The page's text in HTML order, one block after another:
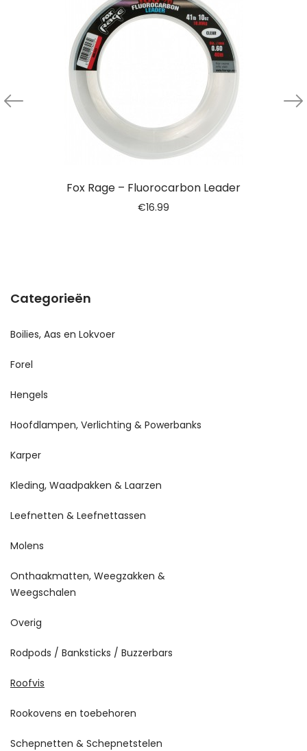
Fox Rage – Fluorocarbon Leader
€16.99
Categorieën
Boilies, Aas en Lokvoer
Forel
Hengels
Hoofdlampen, Verlichting & Powerbanks
Karper
Kleding, Waadpakken & Laarzen
Leefnetten & Leefnettassen
Molens
Onthaakmatten, Weegzakken &
Weegschalen
Overig
Rodpods / Banksticks / Buzzerbars
Roofvis
Rookovens en toebehoren
Schepnetten & Schepnetstelen